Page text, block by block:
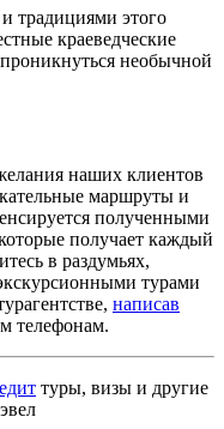
традициями этого
краеведческие
необычной
наших клиентов
маршруты и
полученными
получает каждый
в раздумьях,
турами
написав
телефонам.
туры, визы и другие